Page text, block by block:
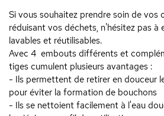
Si vous souhaitez prendre soin de vos
réduisant vos déchets, n'hésitez pas
lavables et réutilisables.
Avec 4 embouts différents et
tiges cumulent plusieurs avantages :
- Ils permettent de retirer en douceur
pour éviter la formation de bouchons
- Ils se nettoient facilement à l'eau